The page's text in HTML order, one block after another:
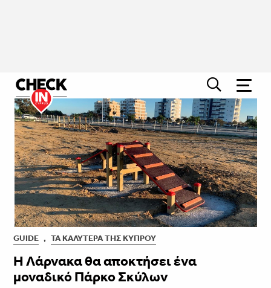
GUIDE , ΤΑ ΚΑΛΎΤΕΡΑ ΤΗΣ ΚΎΠΡΟΥ
Η Λάρνακα θα αποκτήσει ένα
μοναδικό Πάρκο Σκύλων